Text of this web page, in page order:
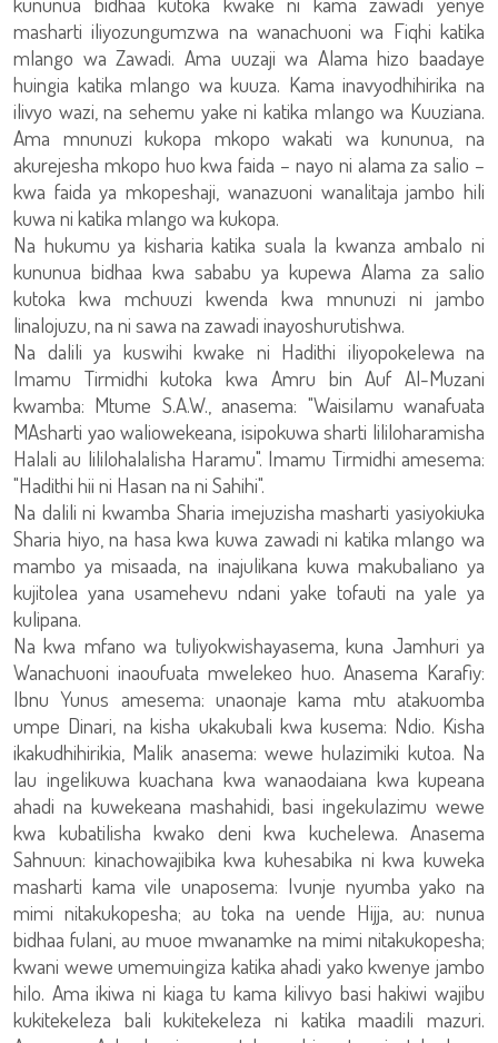
masharti iliyozungumzwa na wanachuoni wa Fiqhi katika
mlango wa Zawadi. Ama uuzaji wa Alama hizo baadaye
huingia katika mlango wa kuuza. Kama inavyodhihirika na
ilivyo wazi, na sehemu yake ni katika mlango wa Kuuziana.
Ama mnunuzi kukopa mkopo wakati wa kununua, na
akurejesha mkopo huo kwa faida – nayo ni alama za salio –
kwa faida ya mkopeshaji, wanazuoni wanalitaja jambo hili
kuwa ni katika mlango wa kukopa.
Na hukumu ya kisharia katika suala la kwanza ambalo ni
kununua bidhaa kwa sababu ya kupewa Alama za salio
kutoka kwa mchuuzi kwenda kwa mnunuzi ni jambo
linalojuzu, na ni sawa na zawadi inayoshurutishwa.
Na dalili ya kuswihi kwake ni Hadithi iliyopokelewa na
Imamu Tirmidhi kutoka kwa Amru bin Auf Al-Muzani
kwamba: Mtume S.A.W., anasema: "Waisilamu wanafuata
MAsharti yao waliowekeana, isipokuwa sharti lililoharamisha
Halali au lililohalalisha Haramu". Imamu Tirmidhi amesema:
"Hadithi hii ni Hasan na ni Sahihi".
Na dalili ni kwamba Sharia imejuzisha masharti yasiyokiuka
Sharia hiyo, na hasa kwa kuwa zawadi ni katika mlango wa
mambo ya misaada, na inajulikana kuwa makubaliano ya
kujitolea yana usamehevu ndani yake tofauti na yale ya
kulipana.
Na kwa mfano wa tuliyokwishayasema, kuna Jamhuri ya
Wanachuoni inaoufuata mwelekeo huo. Anasema Karafiy:
Ibnu Yunus amesema: unaonaje kama mtu atakuomba
umpe Dinari, na kisha ukakubali kwa kusema: Ndio. Kisha
ikakudhihirikia, Malik anasema: wewe hulazimiki kutoa. Na
lau ingelikuwa kuachana kwa wanaodaiana kwa kupeana
ahadi na kuwekeana mashahidi, basi ingekulazimu wewe
kwa kubatilisha kwako deni kwa kuchelewa. Anasema
Sahnuun: kinachowajibika kwa kuhesabika ni kwa kuweka
masharti kama vile unaposema: Ivunje nyumba yako na
mimi nitakukopesha; au toka na uende Hijja, au: nunua
bidhaa fulani, au muoe mwanamke na mimi nitakukopesha;
kwani wewe umemuingiza katika ahadi yako kwenye jambo
hilo. Ama ikiwa ni kiaga tu kama kilivyo basi hakiwi wajibu
kukitekeleza bali kukitekeleza ni katika maadili mazuri.